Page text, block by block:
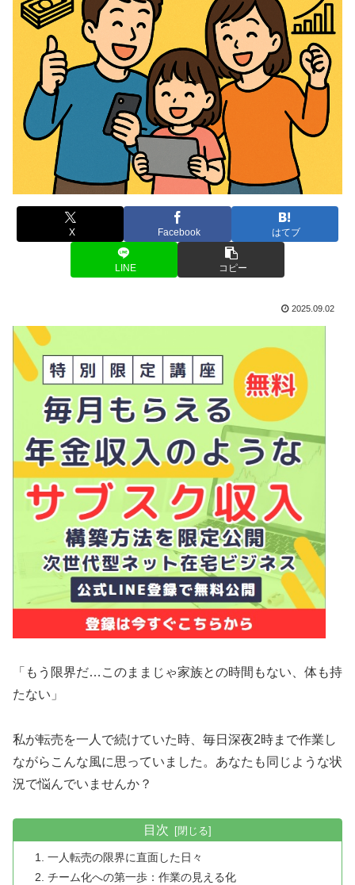
X Facebook はてブ
LINE コピー
2025.09.02
「もう限界だ…このままじゃ家族との時間もない、体も持
たない」
私が転売を一人で続けていた時、毎日深夜2時まで作業し
ながらこんな風に思っていました。あなたも同じような状
況で悩んでいませんか？
目次
一人転売の限界に直面した日々
チーム化への第一歩：作業の見える化